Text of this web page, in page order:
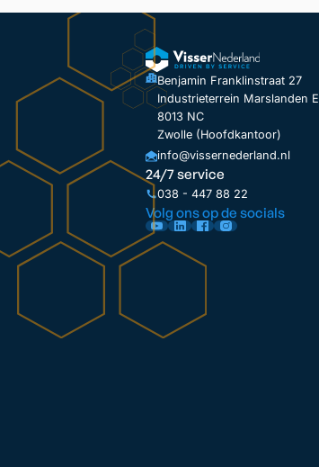
Benjamin Franklinstraat 27
Industrieterrein Marslanden E
8013 NC
Zwolle (Hoofdkantoor)
info@vissernederland.nl
24/7 service
038 - 447 88 22
Volg ons op de socials